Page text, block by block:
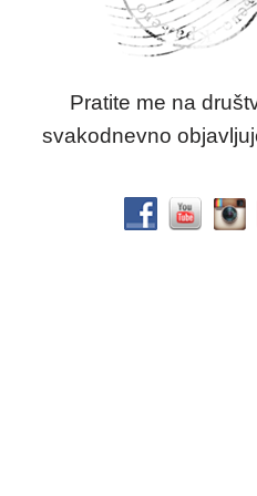
Pratite me na
svakodnevno